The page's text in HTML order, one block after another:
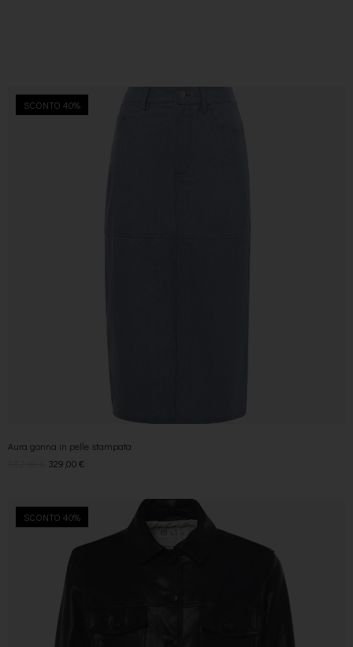
SCONTO 40%
Aura gonna in pelle stampata
329,00€
SCONTO 40%